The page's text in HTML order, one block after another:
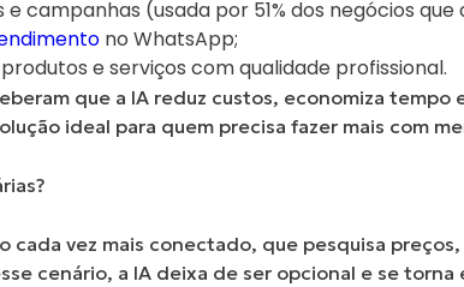
campanhas (usada por 51% dos negócios
no WhatsApp;
e serviços com qualidade profissional.
que a IA reduz custos, economiza tempo
ideal para quem precisa fazer mais com
cada vez mais conectado, que pesquisa
cenário, a IA deixa de ser opcional e se